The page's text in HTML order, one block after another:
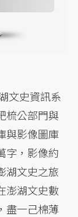
文史資訊系
梳公部門與
與影像圖庫
字，影像約
湖文史之旅
澎湖文史數
盡一己棉薄